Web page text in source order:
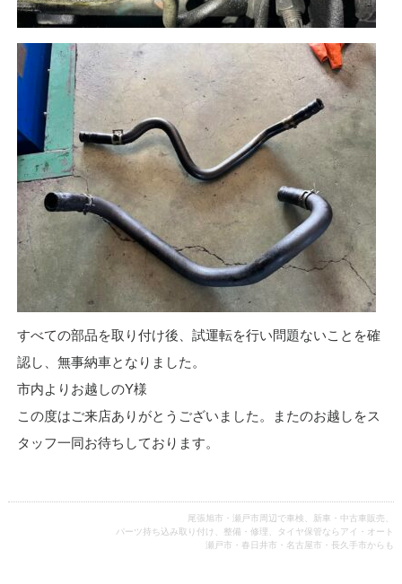
すべての部品を取り付け後、試運転を行い問題ないことを確
認し、無事納車となりました。
市内よりお越しのY様
この度はご来店ありがとうございました。またのお越しをス
タッフ一同お待ちしております。
尾張旭市・瀬戸市周辺で車検、新車・中古車販売、
パーツ持ち込み取り付け、整備・修理、タイヤ保管ならアイ・オート
瀬戸市・春日井市・名古屋市・長久手市からも